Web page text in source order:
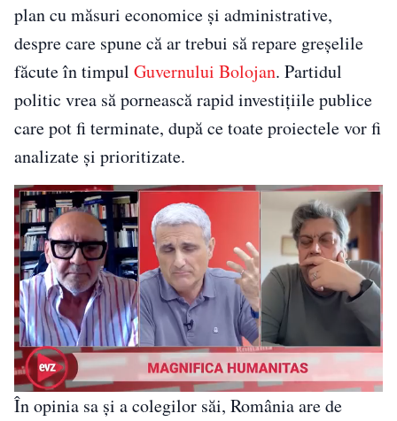
plan cu măsuri economice și administrative,
despre care spune că ar trebui să repare greșelile
făcute în timpul Guvernului Bolojan. Partidul
politic vrea să pornească rapid investițiile publice
care pot fi terminate, după ce toate proiectele vor fi
analizate și prioritizate.
În opinia sa și a colegilor săi, România are de